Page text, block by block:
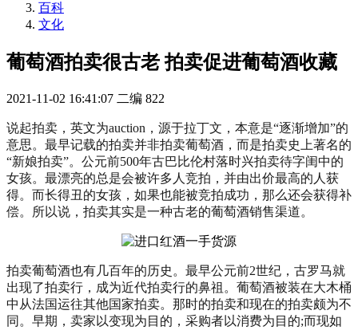
百科
文化
葡萄酒拍卖很古老 拍卖促进葡萄酒收藏
2021-11-02 16:41:07 二编 822
说起拍卖，英文为auction，源于拉丁文，本意是“逐渐增加”的
意思。最早记载的拍卖并非拍卖葡萄酒，而是拍卖史上著名的
“新娘拍卖”。公元前500年古巴比伦村落时兴拍卖待字闺中的
女孩。最漂亮的总是会被许多人竞拍，并由出价最高的人获
得。而长得丑的女孩，如果也能被竞拍成功，那么还会获得补
偿。所以说，拍卖其实是一种古老的葡萄酒销售渠道。
拍卖葡萄酒也有几百年的历史。最早公元前2世纪，古罗马就
出现了拍卖行，成为近代拍卖行的鼻祖。葡萄酒被装在大木桶
中从法国运往其他国家拍卖。那时的拍卖和现在的拍卖颇为不
同。早期，卖家以变现为目的，采购者以消费为目的;而现如